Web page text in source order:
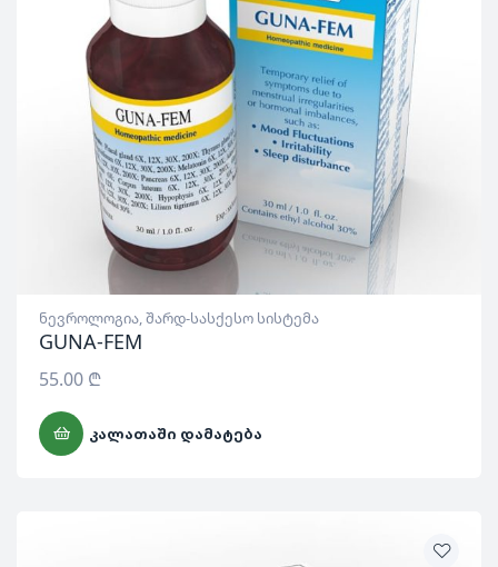
ნევროლოგია,შარდ-სასქესო სისტემა
GUNA-FEM
55.00 ₾
ᲙᲐᲚᲐᲗᲐᲨᲘ ᲓᲐᲛᲐᲢᲔᲑᲐ